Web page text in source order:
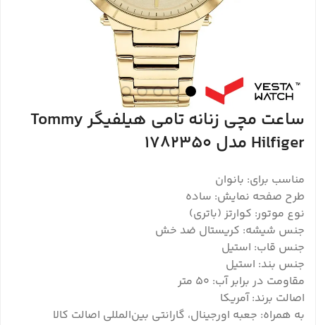
ساعت مچی زنانه تامی هیلفیگر Tommy
Hilfiger مدل 1782350
مناسب برای: بانوان
طرح صفحه نمایش: ساده
نوع موتور: کوارتز (باتری)
جنس شیشه: کریستال ضد خش
جنس قاب: استیل
جنس بند: استیل
مقاومت در برابر آب: ۵۰ متر
اصالت برند: آمریکا
به همراه: جعبه اورجینال، گارانتی بین‌المللی اصالت کالا